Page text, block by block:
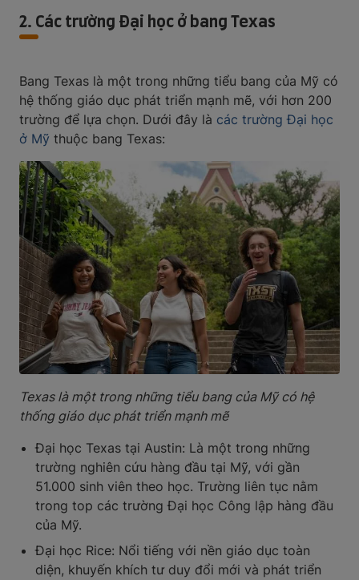
2. Các trường Đại học ở bang Texas
Bang Texas là một trong những tiểu bang của Mỹ có
hệ thống giáo dục phát triển mạnh mẽ, với hơn 200
trường để lựa chọn. Dưới đây là các trường Đại học
ở Mỹ thuộc bang Texas:
Texas là một trong những tiểu bang của Mỹ có hệ
thống giáo dục phát triển mạnh mẽ
Đại học Texas tại Austin: Là một trong những
trường nghiên cứu hàng đầu tại Mỹ, với gần
51.000 sinh viên theo học. Trường liên tục nằm
trong top các trường Đại học Công lập hàng đầu
của Mỹ.
Đại học Rice: Nổi tiếng với nền giáo dục toàn
diện, khuyến khích tư duy đổi mới và phát triển